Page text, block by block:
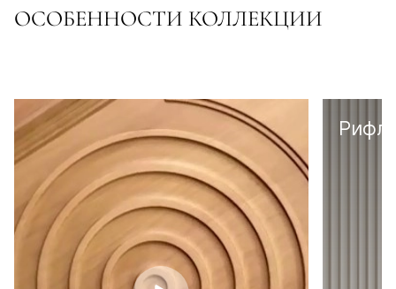
ОСОБЕННОСТИ КОЛЛЕКЦИИ